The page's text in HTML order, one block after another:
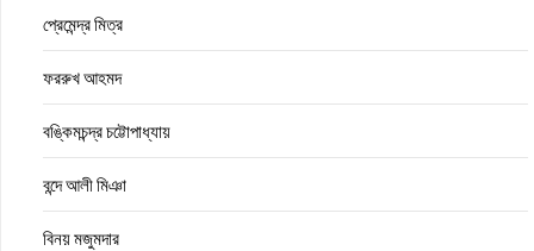
প্রেমেন্দ্র মিত্র
ফররুখ আহমদ
বঙ্কিমচন্দ্র চট্টোপাধ্যায়
বন্দে আলী মিঞা
বিনয় মজুমদার